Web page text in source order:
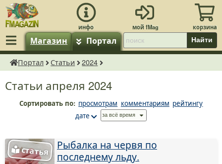
Магазин Портал Найти
fMagazin.ru
Портал Статьи 2024
Статьи апреля 2024
Сортировать по: просмотрам комментариям рейтингу
дате
Рыбалка на червя по
последнему льду.